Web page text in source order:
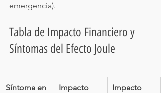
emergencia).
Tabla de Impacto Financiero y
Síntomas del Efecto Joule
Síntoma en
Impacto
Impacto